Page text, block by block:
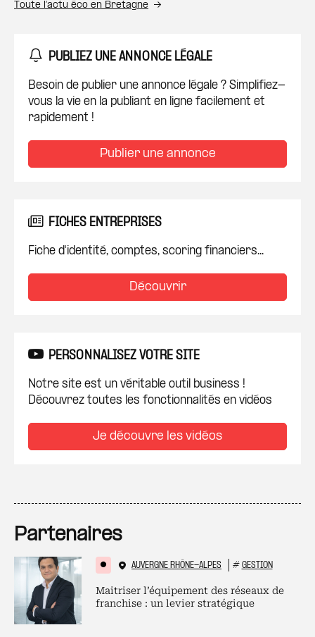
Toute l’actu éco en Bretagne
PUBLIEZ UNE ANNONCE LÉGALE
Besoin de publier une annonce légale ? Simplifiez-
vous la vie en la publiant en ligne facilement et
rapidement !
Publier une annonce
FICHES ENTREPRISES
Fiche d'identité, comptes, scoring financiers...
Découvrir
PERSONNALISEZ VOTRE SITE
Notre site est un véritable outil business !
Découvrez toutes les fonctionnalités en vidéos
Je découvre les vidéos
Partenaires
AUVERGNE RHÔNE-ALPES # GESTION
Maitriser l’équipement des réseaux de
franchise : un levier stratégique